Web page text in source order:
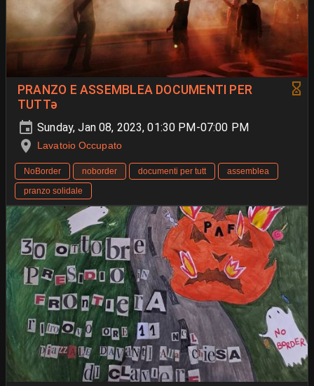
PRANZO E ASSEMBLEA DOCUMENTI PER
TUTTǝ
Sunday, Jan 08, 2023, 01:30 PM-07:00 PM
Lavatoio Occupato
NoBorder noborder documenti per tutt
assemblea
pranzo solidale